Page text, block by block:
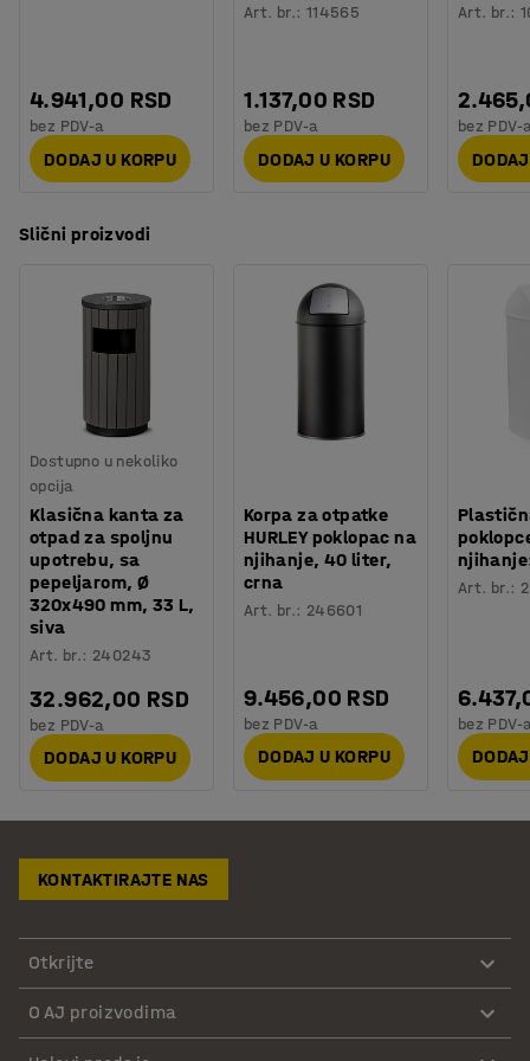
4.941,00 RSD
bez PDV-a
DODAJ U KORPU
Art. br.: 114565
1.137,00 RSD
bez PDV-a
DODAJ U KORPU
Art. br.:
bez PDV-
Slični proizvodi
Dostupno u nekoliko
opcija
Klasična kanta za
otpad za spoljnu
upotrebu, sa
pepeljarom, Ø
320x490 mm, 33 L,
siva
Art. br.: 240243
32.962,00 RSD
bez PDV-a
DODAJ U KORPU
Korpa za otpatke
HURLEY poklopac na
njihanje, 40 liter,
crna
Art. br.: 246601
9.456,00 RSD
bez PDV-a
DODAJ U KORPU
Art. br.:
bez PDV-
KONTAKTIRAJTE NAS
Otkrijte
O AJ proizvodima